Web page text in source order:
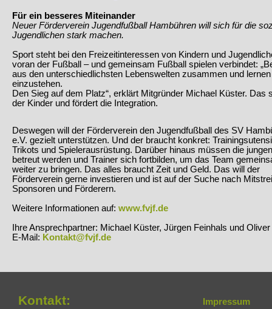
Für ein besseres Miteinander
Neuer Förderverein Jugendfußball Hambühren will sich für die
Jugendlichen stark machen.
Sport steht bei den Freizeitinteressen von Kindern und
voran der Fußball – und gemeinsam Fußball spielen verbindet:
aus den unterschiedlichsten Lebenswelten zusammen und
einzustehen.
Den Sieg auf dem Platz“, erklärt Mitgründer Michael Küster. Das
der Kinder und fördert die Integration.
Deswegen will der Förderverein den Jugendfußball des SV
e.V. gezielt unterstützen. Und der braucht konkret:
Trikots und Spielerausrüstung. Darüber hinaus müssen die
betreut werden und Trainer sich fortbilden, um das Team
weiter zu bringen. Das alles braucht Zeit und Geld. Das will der
Förderverein gerne investieren und ist auf der Suche nach
Sponsoren und Förderern.
Weitere Informationen auf: www.fvjf.de
Ihre Ansprechpartner: Michael Küster, Jürgen Feinhals und
E-Mail: Kontakt@fvjf.de
Kontakt:
Impressum